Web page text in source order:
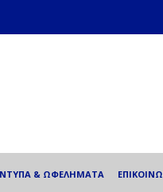
& ΩΦΕΛΗΜΑΤΑ